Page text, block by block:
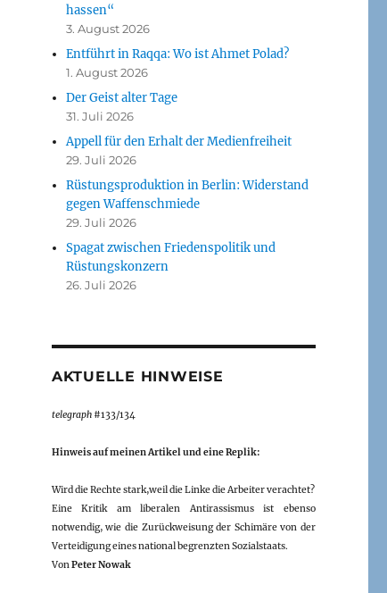
hassen“
3. August 2026
Entführt in Raqqa: Wo ist Ahmet Polad?
1. August 2026
Der Geist alter Tage
31. Juli 2026
Appell für den Erhalt der Medienfreiheit
29. Juli 2026
Rüstungsproduktion in Berlin: Widerstand
gegen Waffenschmiede
29. Juli 2026
Spagat zwischen Friedenspolitik und
Rüstungskonzern
26. Juli 2026
AKTUELLE HINWEISE
telegraph#133/134
Hinweis auf meinen Artikel und eine Replik:
Wird die Rechte stark,weil die Linke die Arbeiter verachtet?
Eine Kritik am liberalen Antirassismus ist ebenso
notwendig, wie die Zurückweisung der Schimäre von der
Verteidigung eines national begrenzten Sozialstaats.
VonPeter Nowak